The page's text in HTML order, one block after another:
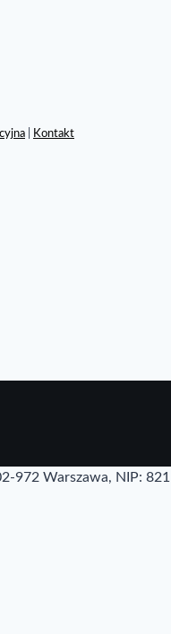
Kontakt
972 Warszawa, NIP: